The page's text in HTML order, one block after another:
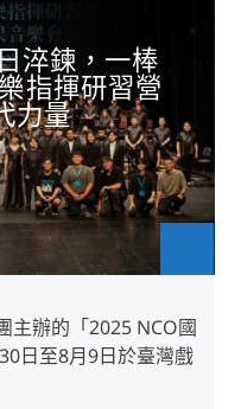
淬鍊，一棒
樂指揮研習營
力量
主辦的「2025 NCO國
日至8月9日於臺灣戲